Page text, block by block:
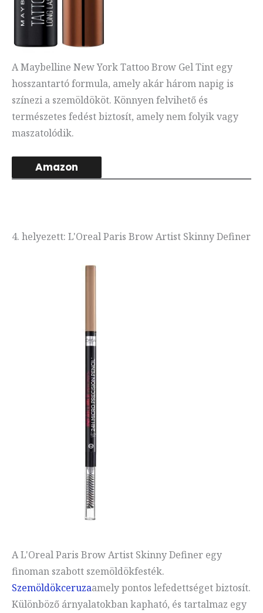
A Maybelline New York Tattoo Brow Gel Tint egy
hosszantartó formula, amely akár három napig is
színezi a szemöldököt. Könnyen felvihető és
természetes fedést biztosít, amely nem folyik vagy
maszatolódik.
Amazon
4. helyezett: L'Oreal Paris Brow Artist Skinny Definer
A L'Oreal Paris Brow Artist Skinny Definer egy
finoman szabott szemöldökfesték.
Szemöldökceruzaamely pontos lefedettséget biztosít.
Különböző árnyalatokban kapható, és tartalmaz egy